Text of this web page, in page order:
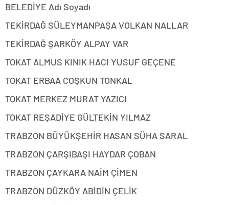
BELEDİYE Adı Soyadı
TEKİRDAĞ SÜLEYMANPAŞA VOLKAN NALLAR
TEKİRDAĞ ŞARKÖY ALPAY VAR
TOKAT ALMUS KINIK HACI YUSUF GEÇENE
TOKAT ERBAA COŞKUN TONKAL
TOKAT MERKEZ MURAT YAZICI
TOKAT REŞADİYE GÜLTEKİN YILMAZ
TRABZON BÜYÜKŞEHİR HASAN SÜHA SARAL
TRABZON ÇARŞIBAŞI HAYDAR ÇOBAN
TRABZON ÇAYKARA NAİM ÇİMEN
TRABZON DÜZKÖY ABİDİN ÇELİK